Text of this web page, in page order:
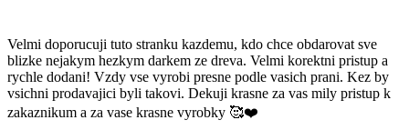
Velmi doporucuji tuto stranku kazdemu, kdo chce obdarovat sve
blizke nejakym hezkym darkem ze dreva. Velmi korektni pristup a
rychle dodani! Vzdy vse vyrobi presne podle vasich prani. Kez by
vsichni prodavajici byli takovi. Dekuji krasne za vas mily pristup k
zakaznikum a za vase krasne vyrobky 🥰❤️